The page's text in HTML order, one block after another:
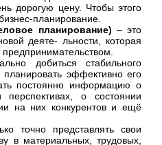
дорогую цену. Чтобы этого
планирование.
планирование) – это
деяте- льности, которая
добиться стабильного
эффективно его
постоянно информацию о
перспективах, о состоянии
на них конкурентов и ещё
представлять свои
в материальных, трудовых,